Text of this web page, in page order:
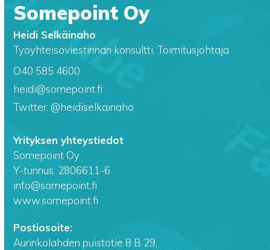
Somepoint Oy
Heidi Selkäinaho
Työyhteisöviestinnän konsultti, Toimitusjohtaja
O40 585 4600
heidi@somepoint.fi
Twitter: @heidiselkainaho
Yrityksen yhteystiedot
Somepoint Oy
Y-tunnus: 2806611-6
info@somepoint.fi
www.somepoint.fi
Postiosoite:
Aurinkolahden puistotie 8 B 29,